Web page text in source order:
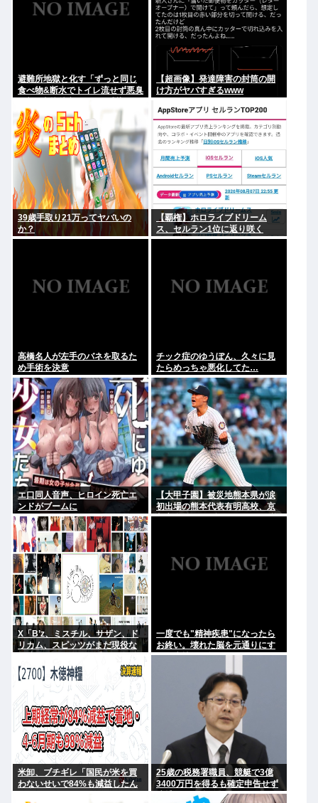
避難所地獄と化す「ずっと同じ
食べ物&断水でトイレ流せず悪臭
【超画像】発達障害の封筒の開
け方がヤバすぎるwww
39歳手取り21万ってヤバいの
か？
【覇権】ホロライブドリーム
ス、セルラン1位に返り咲く
WIWIWIWIWIWIWIWIWIWIWIWI
高橋名人が左手のバネを取るた
め手術を決意
チック症のゆうぽん、久々に見
たらめっちゃ悪化してた…
エ口同人音声、ヒロイン死亡エ
ンドがブームに
【大甲子園】被災地熊本県が涙
初出場の熊本代表有明高校、京
都立命館に9回裏2アウトから逆
X「B’z、ミスチル、サザン、ド
リカム、スピッツがまだ現役な
にやれてるだろうか？」
一度でも"精神疾患"になったら
お終い。壊れた脳を元通りにす
る医療技術は無い。
米卸、ブチギレ「国民が米を買
わないせいで84%も減益したん
25歳の税務署職員、競艇で3億
3400万円を得るも確定申告せず
逮捕。その他の余罪も